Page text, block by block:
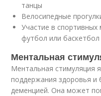
танцы
Велосипедные
Участие в спортивных
футбол или баскетбол
Ментальная
Ментальная стимуляция
поддержания здоровья и
деменцией. Она может